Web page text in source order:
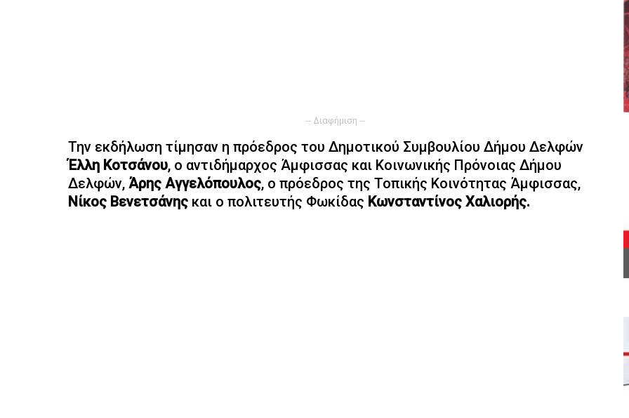
-- Διαφήμιση --
Την εκδήλωση τίμησαν η πρόεδρος του Δημοτικού Συμβουλίου Δήμου Δελφών
Έλλη Κοτσάνου, ο αντιδήμαρχος Άμφισσας και Κοινωνικής Πρόνοιας Δήμου
Δελφών, Άρης Αγγελόπουλος, ο πρόεδρος της Τοπικής Κοινότητας Άμφισσας,
Νίκος Βενετσάνης και ο πολιτευτής Φωκίδας Κωνσταντίνος Χαλιορής.